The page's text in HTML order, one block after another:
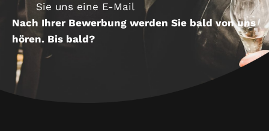
Sie uns eine E-Mail
Nach Ihrer Bewerbung werden Sie bald von uns
hören. Bis bald?